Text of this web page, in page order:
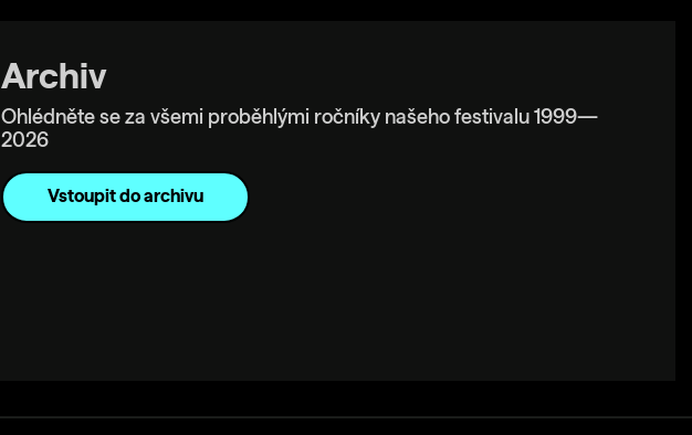
Archiv
Ohlédněte se za všemi proběhlými ročníky našeho festivalu 1999—
2026
Vstoupit do archivu